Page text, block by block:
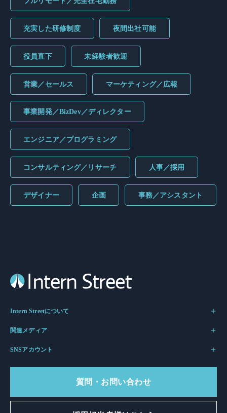
充実した研修制度 夜間出社可能
役員直下 未経験者歓迎
営業／セールス マーケティング／広報
事業開発／BizDev／ディレクター
エンジニア／プログラミング
コンサルティング／リサーチ 人事／採用
デザイナー 企画 事務／アシスタント
Intern Streetについて
関連メディア
SNSアカウント
質問・お問い合わせ